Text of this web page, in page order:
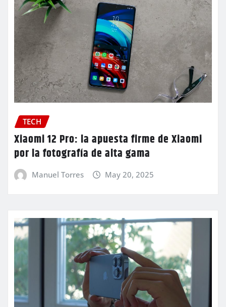
TECH
Xiaomi 12 Pro: la apuesta firme de Xiaomi
por la fotografía de alta gama
Manuel Torres May 20, 2025